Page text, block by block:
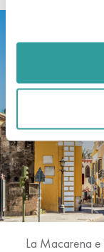
La Macarena e